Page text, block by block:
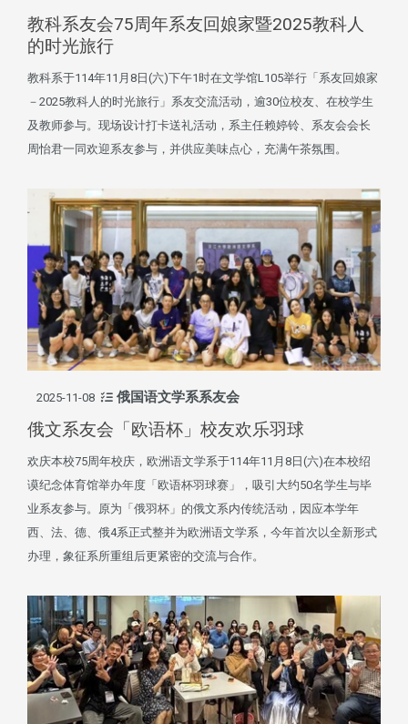
教科系友会75周年系友回娘家暨2025教科人
的时光旅行
教科系于114年11月8日(六)下午1时在文学馆L105举行「系友回娘家
－2025教科人的时光旅行」系友交流活动，逾30位校友、在校学生
及教师参与。现场设计打卡送礼活动，系主任赖婷铃、系友会会长
周怡君一同欢迎系友参与，并供应美味点心，充满午茶氛围。
2025-11-08 俄国语文学系系友会
俄文系友会「欧语杯」校友欢乐羽球
欢庆本校75周年校庆，欧洲语文学系于114年11月8日(六)在本校绍
谟纪念体育馆举办年度「欧语杯羽球赛」，吸引大约50名学生与毕
业系友参与。原为「俄羽杯」的俄文系内传统活动，因应本学年
西、法、德、俄4系正式整并为欧洲语文学系，今年首次以全新形式
办理，象征系所重组后更紧密的交流与合作。